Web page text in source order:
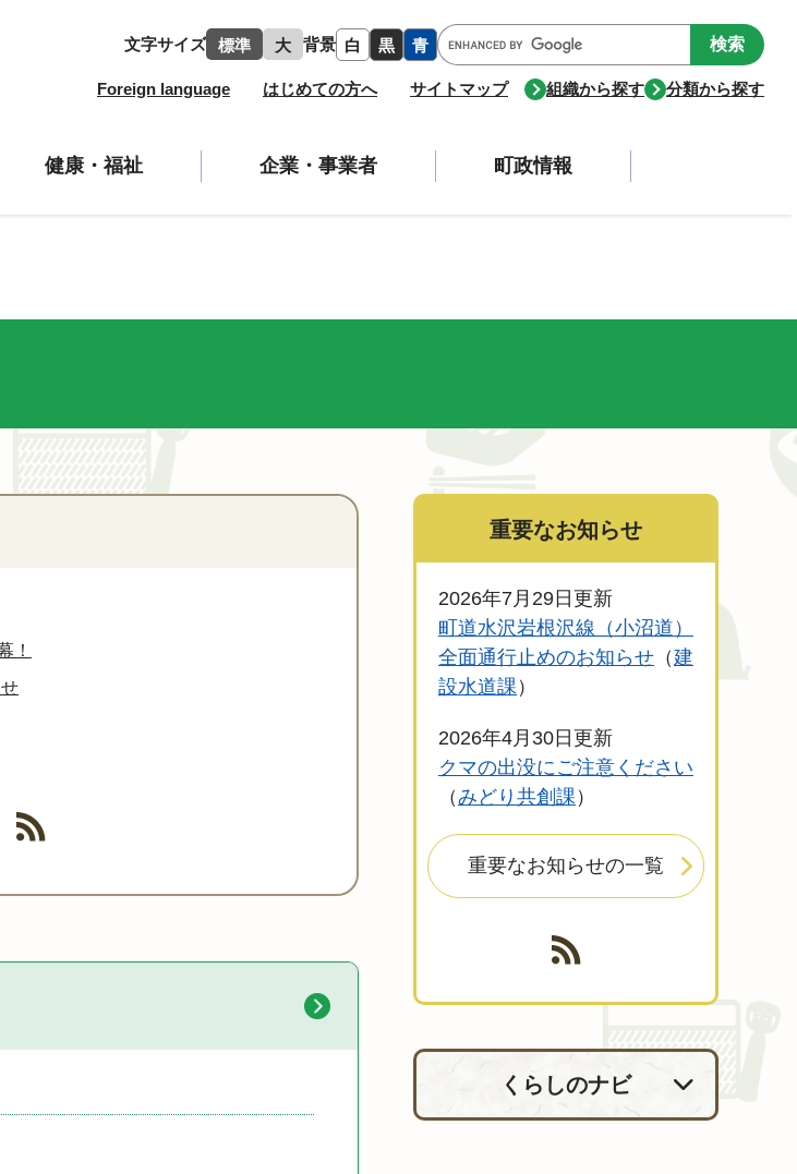
文字サイズ 標準 大 背景 白 黒 青
Google
カ
ス
Foreign language はじめての方へ サイトマップ 組織から探す 分類から探す
健康・福祉 企業・事業者 町政情報
！
重要なお知らせ
2026年7月29日更新
町道水沢岩根沢線（小沼道）
全面通行止めのお知らせ
建
設水道課
2026年4月30日更新
クマの出没にご注意ください
みどり共創課
重要なお知らせの一覧
くらしのナビ